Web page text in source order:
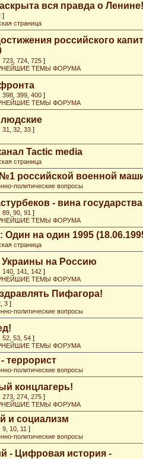
вся правда о Ленине!
]
страница
российского
723 724 725 ]
ТЕМЫ ФОРУМА
398 399 400 ]
ТЕМЫ ФОРУМА
людские
31 32 33 ]
Tactic media
страница
российской военной
политические вопросы
- вина государства
89 90 91 ]
ТЕМЫ ФОРУМА
Один на один 1995
страница
Украины на Россию
140 141 142 ]
ТЕМЫ ФОРУМА
Пифагора!
3 ]
политические вопросы
52 53 54 ]
ТЕМЫ ФОРУМА
террорист
политические вопросы
концлагерь!
273 274 275 ]
ТЕМЫ ФОРУМА
и социализм
9 10 11 ]
политические вопросы
- Цифровая история -